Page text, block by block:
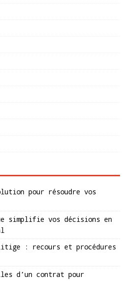
pour résoudre vos
simplifie vos décisions en
: recours et procédures
d’un contrat pour